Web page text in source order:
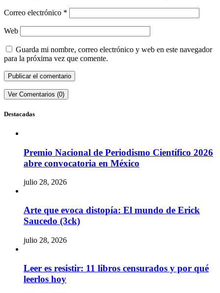
Correo electrónico *
Web
Guarda mi nombre, correo electrónico y web en este navegador
para la próxima vez que comente.
Ver Comentarios (0)
Destacadas
Premio Nacional de Periodismo Científico 2026
abre convocatoria en México
julio 28, 2026
Arte que evoca distopía: El mundo de Erick
Saucedo (3ck)
julio 28, 2026
Leer es resistir: 11 libros censurados y por qué
leerlos hoy